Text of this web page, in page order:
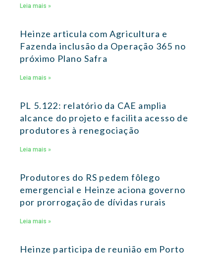
Leia mais »
Heinze articula com Agricultura e
Fazenda inclusão da Operação 365 no
próximo Plano Safra
Leia mais »
PL 5.122: relatório da CAE amplia
alcance do projeto e facilita acesso de
produtores à renegociação
Leia mais »
Produtores do RS pedem fôlego
emergencial e Heinze aciona governo
por prorrogação de dívidas rurais
Leia mais »
Heinze participa de reunião em Porto